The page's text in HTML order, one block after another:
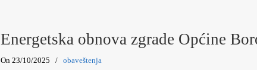
Energetska obnova zgrade Općine
On 23/10/2025 / obaveštenja